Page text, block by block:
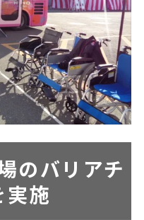
バリアチ
実施